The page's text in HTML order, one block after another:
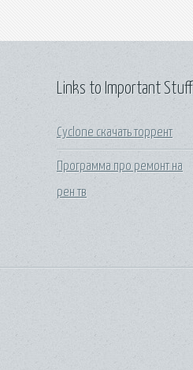
Links to Important Stuff
Cyclone скачать торрент
Программа про ремонт на
рен тв